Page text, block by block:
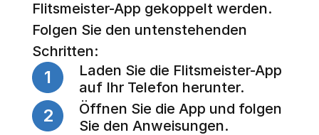
Flitsmeister-App gekoppelt werden.
Folgen Sie den untenstehenden
Schritten:
1
Laden Sie die Flitsmeister-App
auf Ihr Telefon herunter.
2
Öffnen Sie die App und folgen
Sie den Anweisungen.